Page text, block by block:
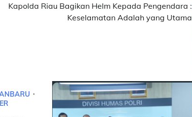
Kapolda Riau Bagikan Helm Kepada Pengendara :
Keselamatan Adalah yang Utama